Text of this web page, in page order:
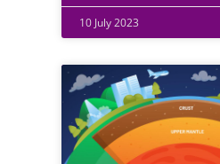
10 July 2023